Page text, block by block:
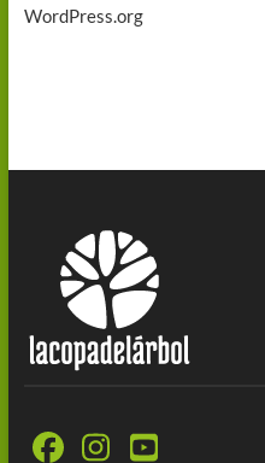
WordPress.org